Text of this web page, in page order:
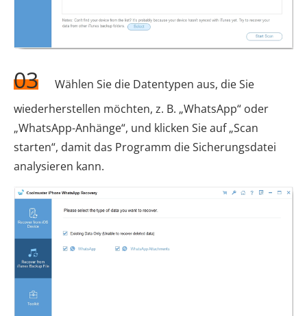
03
Wählen Sie die Datentypen aus, die Sie
wiederherstellen möchten, z. B. „WhatsApp“ oder
„WhatsApp-Anhänge“, und klicken Sie auf „Scan
starten“, damit das Programm die Sicherungsdatei
analysieren kann.